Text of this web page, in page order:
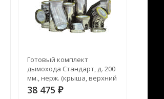
Готовый комплект
дымохода Стандарт, д. 200
мм., нерж. (крыша, верхний
выход)
38 475₽